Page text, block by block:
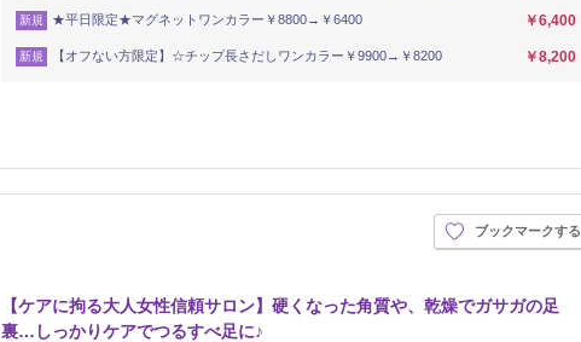
新規 ★平日限定★マグネットワンカラー￥8800→￥6400 ￥6,400
新規 【オフない方限定】☆チップ長さだしワンカラー￥9900→￥8200 ￥8,200
ブックマークする
【ケアに拘る大人女性信頼サロン】硬くなった角質や、乾燥でガサガの足
裏…しっかりケアでつるすべ足に♪